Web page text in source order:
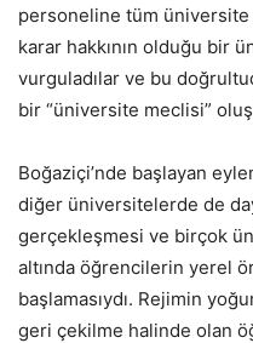
personeline tüm
karar hakkının olduğu bir
vurguladılar ve bu
bir “üniversite meclisi”
Boğaziçi’nde başlayan
diğer üniversitelerde de
gerçekleşmesi ve birçok
altında öğrencilerin yerel
başlamasıydı. Rejimin
geri çekilme halinde olan